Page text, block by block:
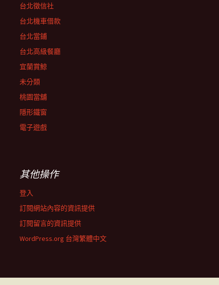
台北徵信社
台北機車借款
台北當鋪
台北高級餐廳
宜蘭賞鯨
未分類
桃園當舖
隱形鐵窗
電子遊戲
其他操作
登入
訂閱網站內容的資訊提供
訂閱留言的資訊提供
WordPress.org 台灣繁體中文